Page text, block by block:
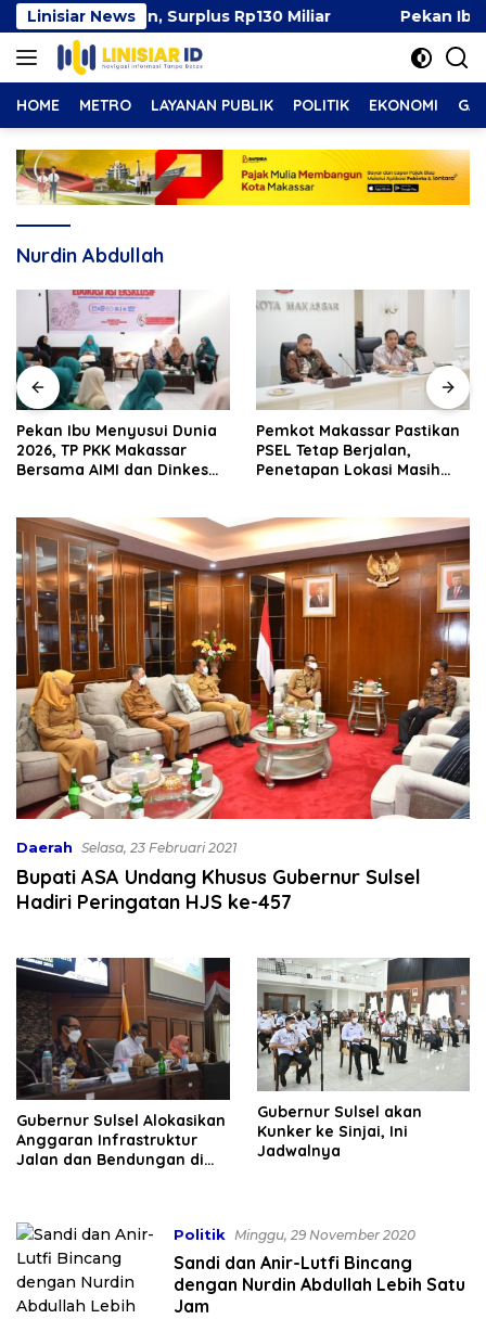
Langsung
ke
konten
Linisiar News
49 Persen, Surplus Rp130 Miliar Pekan Ibu
HOME METRO LAYANAN PUBLIK POLITIK EKONOMI
Nurdin Abdullah
Pekan Ibu Menyusui Dunia
2026, TP PKK Makassar
Bersama AIMI dan Dinkes
Pemkot Makassar Pastikan
PSEL Tetap Berjalan,
Penetapan Lokasi Masih
Daerah Selasa, 23 Februari 2021
Bupati ASA Undang Khusus Gubernur Sulsel
Hadiri Peringatan HJS ke-457
Gubernur Sulsel Alokasikan
Anggaran Infrastruktur
Jalan dan Bendungan di
Gubernur Sulsel akan
Kunker ke Sinjai, Ini
Jadwalnya
Politik Minggu, 29 November 2020
Sandi dan Anir-Lutfi Bincang
dengan Nurdin Abdullah Lebih Satu
Jam